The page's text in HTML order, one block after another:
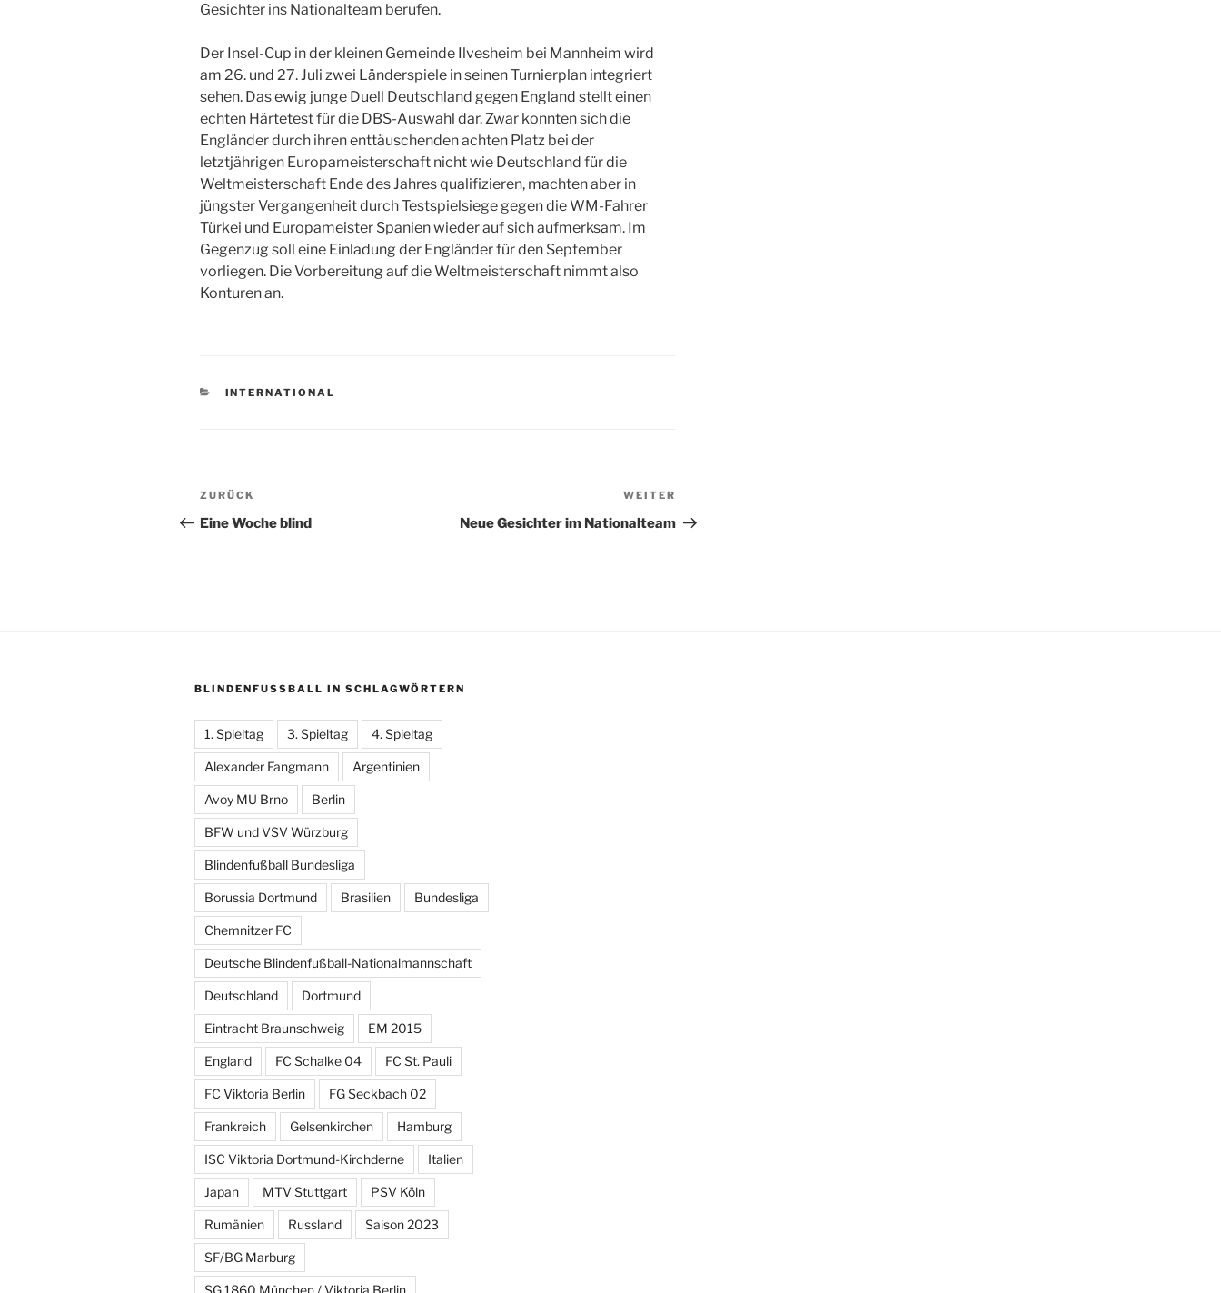
Gesichter ins Nationalteam berufen.
Der Insel-Cup in der kleinen Gemeinde Ilvesheim bei Mannheim wird
am 26. und 27. Juli zwei Länderspiele in seinen Turnierplan integriert
sehen. Das ewig junge Duell Deutschland gegen England stellt einen
echten Härtetest für die DBS-Auswahl dar. Zwar konnten sich die
Engländer durch ihren enttäuschenden achten Platz bei der
letztjährigen Europameisterschaft nicht wie Deutschland für die
Weltmeisterschaft Ende des Jahres qualifizieren, machten aber in
jüngster Vergangenheit durch Testspielsiege gegen die WM-Fahrer
Türkei und Europameister Spanien wieder auf sich aufmerksam. Im
Gegenzug soll eine Einladung der Engländer für den September
vorliegen. Die Vorbereitung auf die Weltmeisterschaft nimmt also
Konturen an.
KATEGORIEN
INTERNATIONAL
Beitragsnavigation
Vorheriger
Beitrag
ZURÜCK
Eine Woche blind
Beitrag
WEITER
Neue Gesichter im Nationalteam
BLINDENFUSSBALL IN SCHLAGWÖRTERN
1. Spieltag 3. Spieltag 4. Spieltag
Alexander Fangmann Argentinien
Avoy MU Brno Berlin
BFW und VSV Würzburg
Blindenfußball Bundesliga
Borussia Dortmund Brasilien Bundesliga
Chemnitzer FC
Deutsche Blindenfußball-Nationalmannschaft
Deutschland Dortmund
Eintracht Braunschweig EM 2015
England FC Schalke 04 FC St. Pauli
FC Viktoria Berlin FG Seckbach 02
Frankreich Gelsenkirchen Hamburg
ISC Viktoria Dortmund-Kirchderne Italien
Japan MTV Stuttgart PSV Köln
Rumänien Russland Saison 2023
SF/BG Marburg